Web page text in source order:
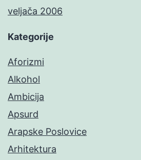
veljača 2006
Kategorije
Aforizmi
Alkohol
Ambicija
Apsurd
Arapske Poslovice
Arhitektura